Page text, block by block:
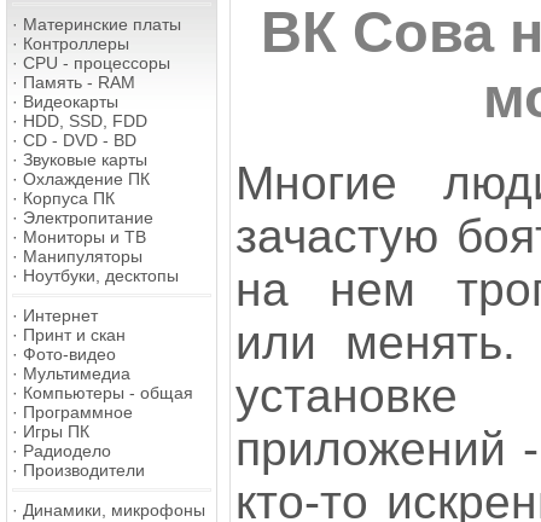
· Материнские платы
· Контроллеры
· CPU - процессоры
· Память - RAM
· Видеокарты
· HDD, SSD, FDD
· CD - DVD - BD
· Звуковые карты
· Охлаждение ПК
· Корпуса ПК
· Электропитание
· Мониторы и ТВ
· Манипуляторы
· Ноутбуки, десктопы
· Интернет
· Принт и скан
· Фото-видео
· Мультимедиа
· Компьютеры - общая
· Программное
· Игры ПК
· Радиодело
· Производители
· Динамики, микрофоны
ВК Сова
Многие
зачастую
на нем
или
приложений
кто-то